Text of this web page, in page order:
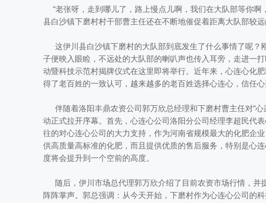
“老张呀，走到哪儿了，路上慢点儿啊，我们在大队部等你啊
县白沙镇下磨村村干部曹主任还在不断地催促着距离大队部较远
这伊川县白沙镇下磨村的大队部到底发生了什么事情了呢？
子便映入眼睑，不远处的大队部的喇叭声也传入耳旁，走进一
动暨科技示范村揭牌仪式在这里即将举行。近年来，心连心化
得了老百姓的一致认可，越来越多的老百姓选择心连心，信任心
伴随着洛阳丰鼎农资公司郭万欣总经理和下磨村曹主任对“心
动正式拉开序幕。首先，心连心公司洛阳分公司经理李超民代
往的对心连心公司的大力支持，作为河南省规模最大的化肥企
供高质量高标准的化肥，而且提供优质的售后服务，特别是心
度将会提升到一个空前的高度。
随后，伊川市场总代理郭万欣介绍了目前农资市场行情，并
阵阵掌声。郭总强调：从今天开始，下磨村作为心连心公司的